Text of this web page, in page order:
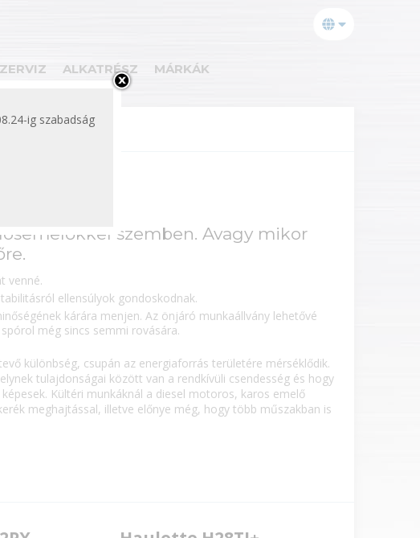
ig szabadság
ALKATRÉSZ MÁRKÁK
szemben. Avagy mikor
venné.
ellensúlyok gondoskodnak.
kárára menjen. Az önjáró munkaállvány lehetővé
még sincs semmi rovására.
különbség, csupán az energiaforrás területére mérséklődik.
tulajdonságai között van a rendkívüli csendesség és hogy
Kültéri munkáknál a diesel motoros, karos emelő
meghajtással, illetve előnye még, hogy több műszakban is